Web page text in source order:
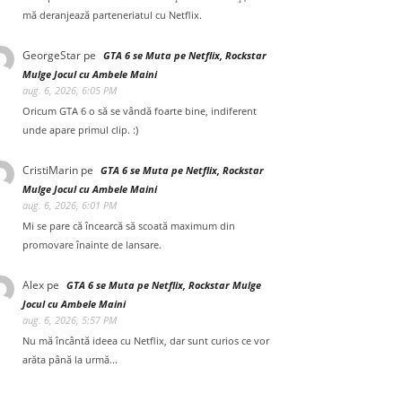
mă deranjează parteneriatul cu Netflix.
GeorgeStar pe GTA 6 se Muta pe Netflix, Rockstar
Mulge Jocul cu Ambele Maini
aug. 6, 2026, 6:05 PM
Oricum GTA 6 o să se vândă foarte bine, indiferent
unde apare primul clip. :)
CristiMarin pe GTA 6 se Muta pe Netflix, Rockstar
Mulge Jocul cu Ambele Maini
aug. 6, 2026, 6:01 PM
Mi se pare că încearcă să scoată maximum din
promovare înainte de lansare.
Alex pe GTA 6 se Muta pe Netflix, Rockstar Mulge
Jocul cu Ambele Maini
aug. 6, 2026, 5:57 PM
Nu mă încântă ideea cu Netflix, dar sunt curios ce vor
arăta până la urmă...